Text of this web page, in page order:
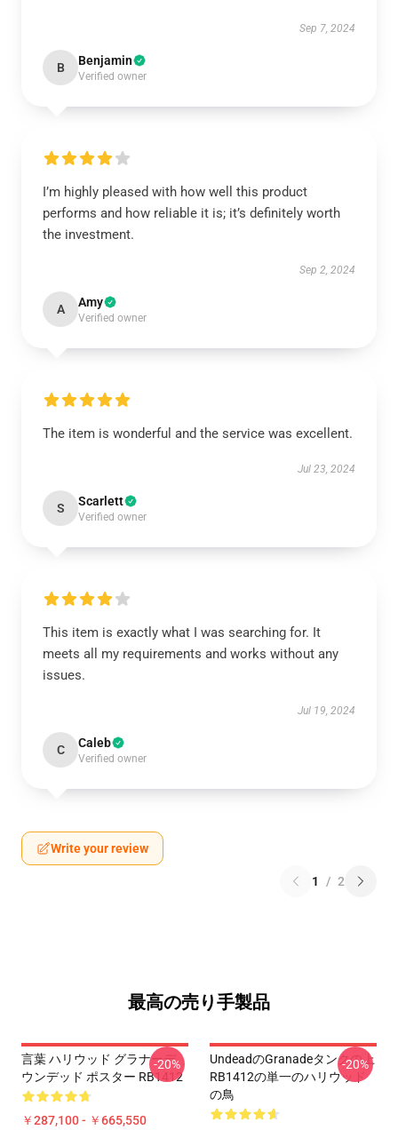
Sep 7, 2024
B Benjamin
Verified owner
I’m highly pleased with how well this product
performs and how reliable it is; it’s definitely worth
the investment.
Sep 2, 2024
A Amy
Verified owner
The item is wonderful and the service was excellent.
Jul 23, 2024
S Scarlett
Verified owner
This item is exactly what I was searching for. It
meets all my requirements and works without any
issues.
Jul 19, 2024
C Caleb
Verified owner
Write your review
1 / 2
最高の売り手製品
言葉 ハリウッド グラナーデ
ウンデッド ポスター RB1412
￥287,100 - ￥665,550
-20%
UndeadのGranadeタンクの上
RB1412の単一のハリウッド
の鳥
-20%